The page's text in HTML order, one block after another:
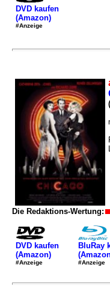
DVD kaufen
(Amazon)
#Anzeige
Die Redaktions-Wertung:
DVD kaufen
(Amazon)
#Anzeige
BluRay
#Anzeige